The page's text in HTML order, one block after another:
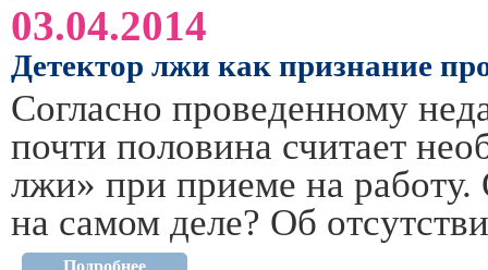
03.04.2014
Детектор лжи как признание
Согласно проведенному
почти половина считает
лжи» при приеме на работу.
на самом деле? Об
Подробнее